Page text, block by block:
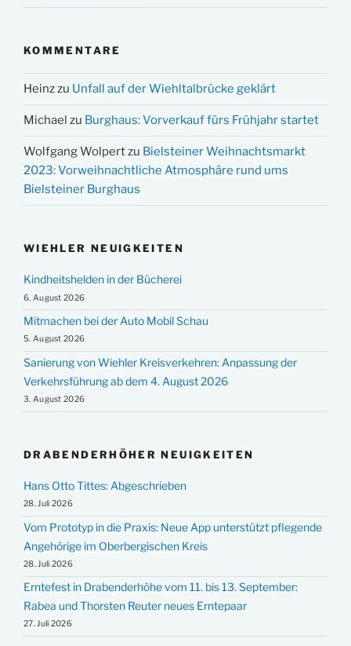
KOMMENTARE
Heinzzu Unfall auf der Wiehltalbrücke geklärt
Michael zu Burghaus: Vorverkauf fürs Frühjahr startet
Wolfgang Wolpertzu Bielsteiner Weihnachtsmarkt
2023: Vorweihnachtliche Atmosphäre rund ums
Bielsteiner Burghaus
WIEHLER NEUIGKEITEN
Kindheitshelden in der Bücherei
6. August 2026
Mitmachen bei der Auto Mobil Schau
5. August 2026
Sanierung von Wiehler Kreisverkehren: Anpassung der
Verkehrsführung ab dem 4. August 2026
3. August 2026
DRABENDERHÖHER NEUIGKEITEN
Hans Otto Tittes: Abgeschrieben
28. Juli 2026
Vom Prototyp in die Praxis: Neue App unterstützt pflegende
Angehörige im Oberbergischen Kreis
28. Juli 2026
Erntefest in Drabenderhöhe vom 11. bis 13. September:
Rabea und Thorsten Reuter neues Erntepaar
27. Juli 2026